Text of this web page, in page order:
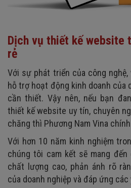
Dịch vụ thiết kế website
rẻ
Với sự phát triển của công
hỗ trợ hoạt động kinh doanh của
cần thiết. Vậy nên, nếu bạn
thiết kế website uy tín, chuyên
chăng thì Phương Nam Vina
Với hơn 10 năm kinh nghiệm
chúng tôi cam kết sẽ mang
chất lượng cao, phản ánh rõ
của doanh nghiệp và đáp ứng